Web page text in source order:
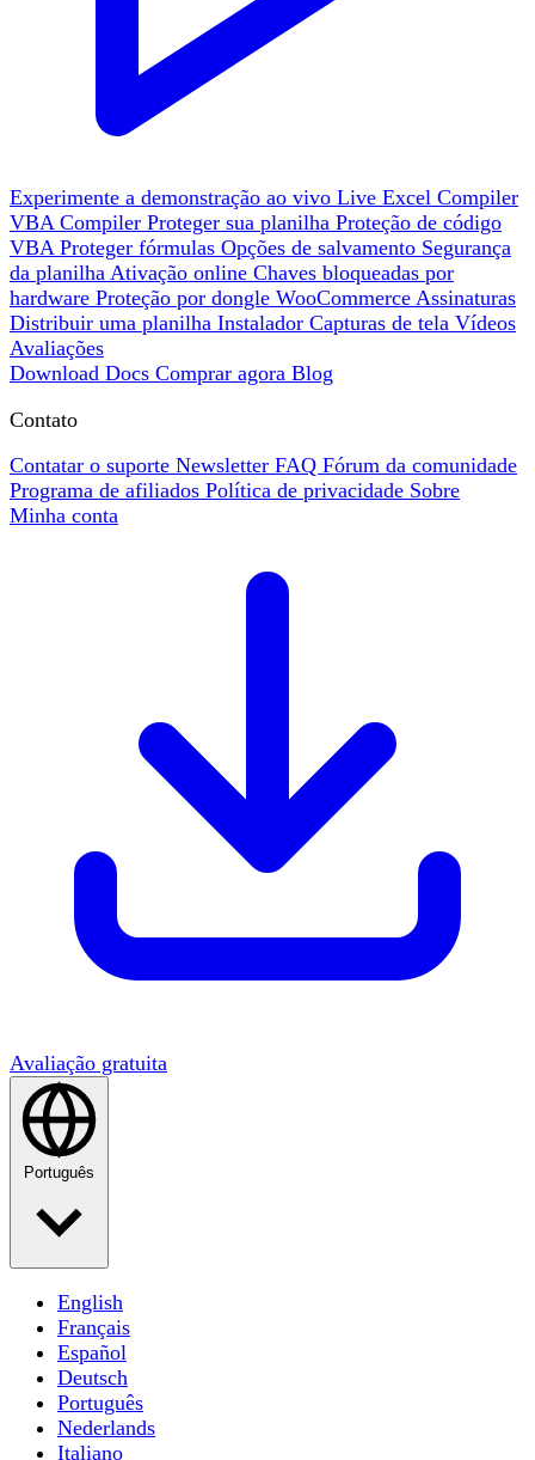
Experimente a demonstração ao vivo Live Excel Compiler
VBA Compiler Proteger sua planilha Proteção de código
VBA Proteger fórmulas Opções de salvamento Segurança
da planilha Ativação online Chaves bloqueadas por
hardware Proteção por dongle WooCommerce Assinaturas
Distribuir uma planilha Instalador Capturas de tela Vídeos
Avaliações
Download Docs Comprar agora Blog
Contato
Contatar o suporte Newsletter FAQ Fórum da comunidade
Programa de afiliados Política de privacidade Sobre
Minha conta
Avaliação gratuita
Português
English
Français
Español
Deutsch
Português
Nederlands
Italiano